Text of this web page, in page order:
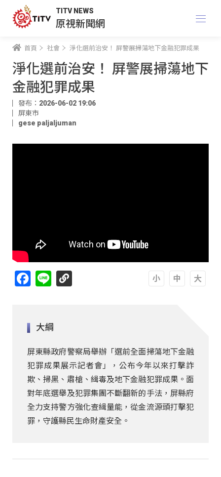
TITV NEWS
原視新聞網
首頁 社會 淨化選前治安！ 屏警展掃蕩地下金融犯罪成果
淨化選前治安！ 屏警展掃蕩地下
金融犯罪成果
發布：2026-06-02 19:06
屏東市
gese paljaljuman
Facebook
Line
大綱
屏東縣政府警察局舉辦「選前全面掃蕩地下金融
犯罪成果展示記者會」，公布今年以來打擊詐
欺、掃黑、肅槍、緝毒及地下金融犯罪成果。面
對年底選舉及犯罪集團不斷翻新的手法，屏縣府
全力支持警方強化查緝量能，從金流源頭打擊犯
罪，守護縣民生命財產安全。